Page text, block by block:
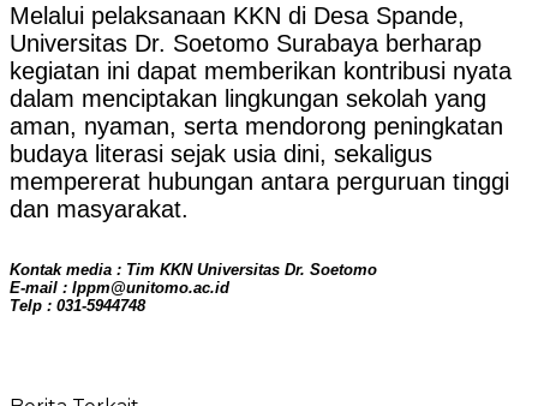
Melalui pelaksanaan KKN di Desa Spande,
Universitas Dr. Soetomo Surabaya berharap
kegiatan ini dapat memberikan kontribusi nyata
dalam menciptakan lingkungan sekolah yang
aman, nyaman, serta mendorong peningkatan
budaya literasi sejak usia dini, sekaligus
mempererat hubungan antara perguruan tinggi
dan masyarakat.
Kontak media : Tim KKN Universitas Dr. Soetomo
E-mail : lppm@unitomo.ac.id
Telp : 031-5944748